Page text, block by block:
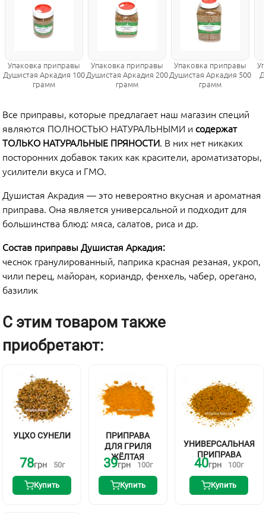
Упаковка приправы
Душистая Аркадия 100
грамм
Упаковка приправы
Душистая Аркадия 200
грамм
Упаковка приправы
Душистая Аркадия 500
грамм
Все приправы, которые предлагает наш магазин специй
являются ПОЛНОСТЬЮ НАТУРАЛЬНЫМИ исодержат
ТОЛЬКО НАТУРАЛЬНЫЕ ПРЯНОСТИ. В них нет никаких
посторонних добавок таких как красители, ароматизаторы,
усилители вкуса и ГМО.
Душистая Акрадия — это невероятно вкусная и ароматная
приправа. Она является универсальной и подходит для
большинства блюд: мяса, салатов, риса и др.
Состав приправы Душистая Аркадия:
чеснок гранулированный, паприка красная резаная, укроп,
чили перец, майоран, кориандр, фенхель, чабер, орегано,
базилик
С этим товаром также
приобретают:
УЦХО СУНЕЛИ
78грн 50г
Купить
ПРИПРАВА
ДЛЯ ГРИЛЯ
ЖЁЛТАЯ
39грн 100г
Купить
УНИВЕРСАЛЬНАЯ
ПРИПРАВА
40грн 100г
Купить